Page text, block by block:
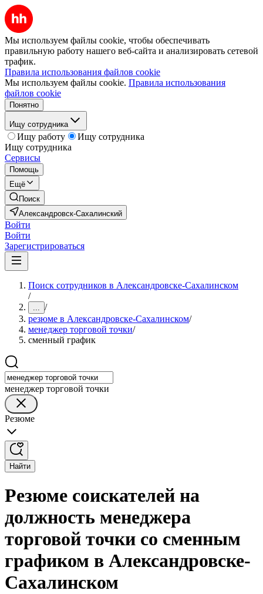
Мы используем файлы cookie, чтобы обеспечивать
правильную работу нашего веб-сайта и анализировать сетевой
трафик.
Правила использования файлов cookie
Мы используем файлы cookie. Правила использования
файлов cookie
Понятно
Ищу сотрудника
Ищу работу
Ищу сотрудника
Ищу сотрудника
Сервисы
Помощь
Ещё
Поиск
Александровск-Сахалинский
Войти
Войти
Зарегистрироваться
Поиск сотрудников в Александровске-Сахалинском
/
... /
резюме в Александровске-Сахалинском/
менеджер торговой точки/
сменный график
менеджер торговой точки
Резюме
Найти
Резюме соискателей на
должность менеджера
торговой точки со сменным
графиком в Александровске-
Сахалинском